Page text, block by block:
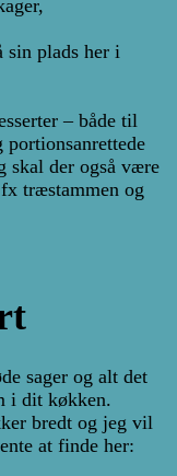
sin plads her i
– både til
portionsanrettede
skal der også være
træstammen og
sager og alt det
i dit køkken.
bredt og jeg vil
at finde her: